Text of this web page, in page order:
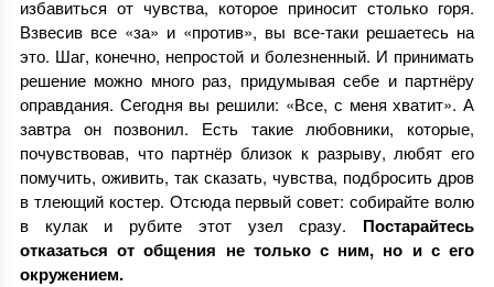
избавиться от чувства, которое приносит столько горя.
Взвесив все «за» и «против», вы все-таки решаетесь на
это. Шаг, конечно, непростой и болезненный. И принимать
решение можно много раз, придумывая себе и партнёру
оправдания. Сегодня вы решили: «Все, с меня хватит». А
завтра он позвонил. Есть такие любовники, которые,
почувствовав, что партнёр близок к разрыву, любят его
помучить, оживить, так сказать, чувства, подбросить дров
в тлеющий костер. Отсюда первый совет: собирайте волю
в кулак и рубите этот узел сразу. Постарайтесь
отказаться от общения не только с ним, но и с его
окружением.